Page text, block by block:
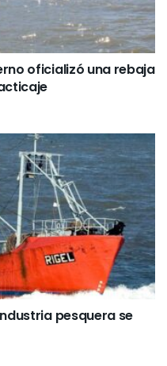
oficializó una rebaja
pesquera se